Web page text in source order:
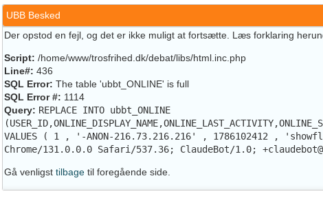
UBB Besked
Der opstod en fejl, og det er ikke muligt at fortsætte. Læs forklaring
Script: /home/www/trosfrihed.dk/debat/libs/html.inc.php
Line#: 436
SQL Error: The table 'ubbt_ONLINE' is full
SQL Error #: 1114
Query: REPLACE INTO ubbt_ONLINE
VALUES ( 1 , '-ANON-216.73.216.216' , 1786102412 ,
Chrome/131.0.0.0 Safari/537.36; ClaudeBot/1.0;
Gå venligst tilbage til foregående side.